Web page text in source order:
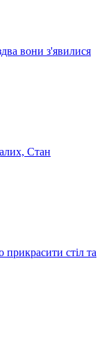
вони з'явилися
Стан
прикрасити стіл та